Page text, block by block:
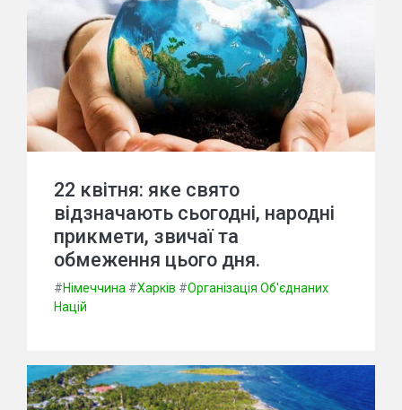
22 квітня: яке свято
відзначають сьогодні, народні
прикмети, звичаї та
обмеження цього дня.
#Німеччина #Харків #Організація Об'єднаних
Націй